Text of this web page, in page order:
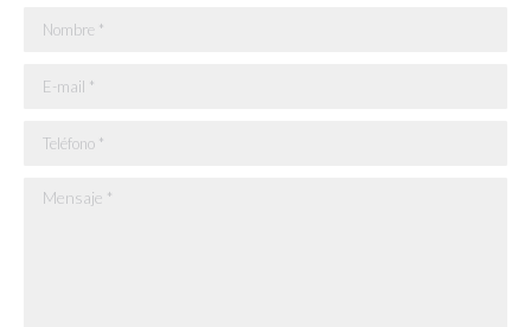
Nombre *
E-mail *
Teléfono *
Mensaje *